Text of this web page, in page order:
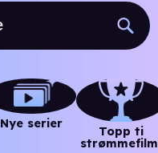
Nye serier
Topp ti